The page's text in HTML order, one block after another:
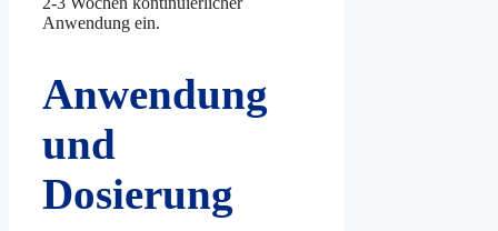
Anwendung ein.
Anwendung
und
Dosierung